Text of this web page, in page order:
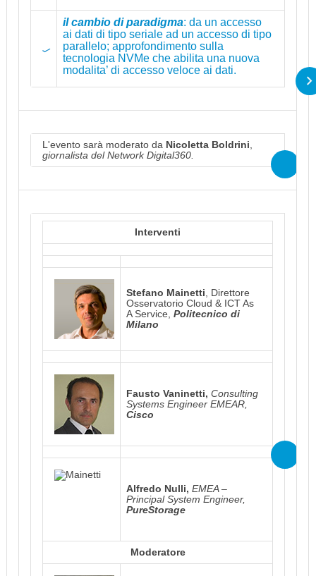
il cambio di paradigma: da un accesso
ai dati di tipo seriale ad un accesso di tipo
parallelo; approfondimento sulla
tecnologia NVMe che abilita una nuova
modalita’ di accesso veloce ai dati.
L'evento sarà moderato da Nicoletta Boldrini
giornalista del Network Digital360.
Interventi
Stefano Mainetti , Direttore
Osservatorio Cloud & ICT As
A Service,Politecnico di
Milano
Fausto Vaninetti, Consulting
Systems Engineer EMEAR,
Cisco
Alfredo Nulli,EMEA –
Principal System Engineer,
PureStorage
Moderatore